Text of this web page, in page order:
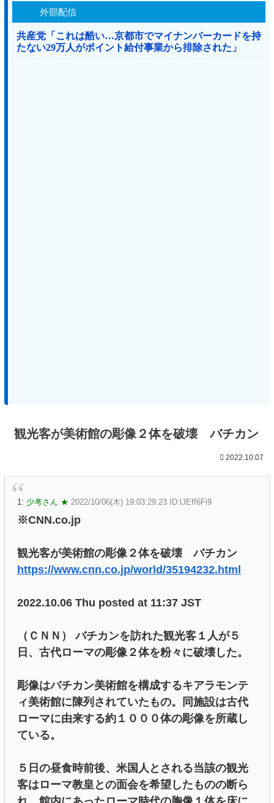
外部配信
共産党「これは酷い…京都市でマイナンバーカードを持
たない29万人がポイント給付事業から排除された」
観光客が美術館の彫像２体を破壊 バチカン
2022.10.07
1: 少考さん ★ 2022/10/06(木) 19:03:29.23 ID:lJEff6Fi9
※CNN.co.jp
観光客が美術館の彫像２体を破壊 バチカン
https://www.cnn.co.jp/world/35194232.html
2022.10.06 Thu posted at 11:37 JST
（ＣＮＮ） バチカンを訪れた観光客１人が５
日、古代ローマの彫像２体を粉々に破壊した。
彫像はバチカン美術館を構成するキアラモンテ
ィ美術館に陳列されていたもの。同施設は古代
ローマに由来する約１０００体の彫像を所蔵し
ている。
５日の昼食時前後、米国人とされる当該の観光
客はローマ教皇との面会を希望したものの断ら